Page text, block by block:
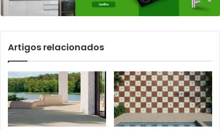
Artigos relacionados